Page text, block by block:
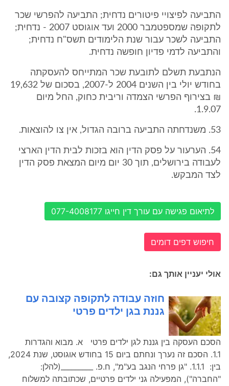
התביעה לפיצויי פיטורים נדחית; התביעה להפרשי שכר
לתקופה שמספטמבר 2000 ועד אוגוסט 2007 - נדחית;
התביעה לשכר עבור שנת הלימודים תשס"ח נדחית;
והתביעה לדמי פדיון חופשה נדחית.
הנתבעת תשלם לתובעת שכר המתייחס להעסקתה
בחודש יולי בין השנים 2004 ל-2007, בסכום של 19,632
₪ בצירוף הפרשי הצמדה וריבית כחוק, החל מיום
1.9.07.
53. משנדחתה התביעה ברובה הגדול, אין צו להוצאות.
54. הערעור על פסק הדין הוא בזכות לבית הדין הארצי
לעבודה בירושלים, תוך 30 יום מיום המצאת פסק הדין
לצד המבקש.
לתיאום פגישה עם עורך דין חייגו 077-4008177
חיפוש דפים דומים
אולי יעניין אותך גם:
חוזה עבודה לתקופה קצובה עם
גננת בגן ילדים פרטי
הסכם העסקה בין גננת לגן ילדים פרטי א. מבוא והגדרות
1.1. הסכם זה נערך ונחתם ביום 15 בחודש אוגוסט, שנת 2024,
בין: 1.1.1. "גן פרחי הנגב בע"מ", ח.פ. _________(להלן:
"החברה"), המפעילה גני ילדים פרטיים, שכתובתה למשלוח